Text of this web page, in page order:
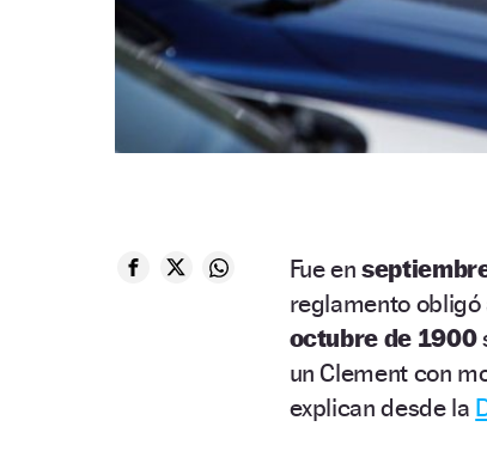
Fue en
reglamento obligó
octubre de 1900
un Clement con
explican desde la